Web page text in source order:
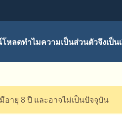
โหลดทำไมความเป็นส่วนตัวจึงเป็น
ายุ 8 ปี และอาจไม่เป็นปัจจุบัน